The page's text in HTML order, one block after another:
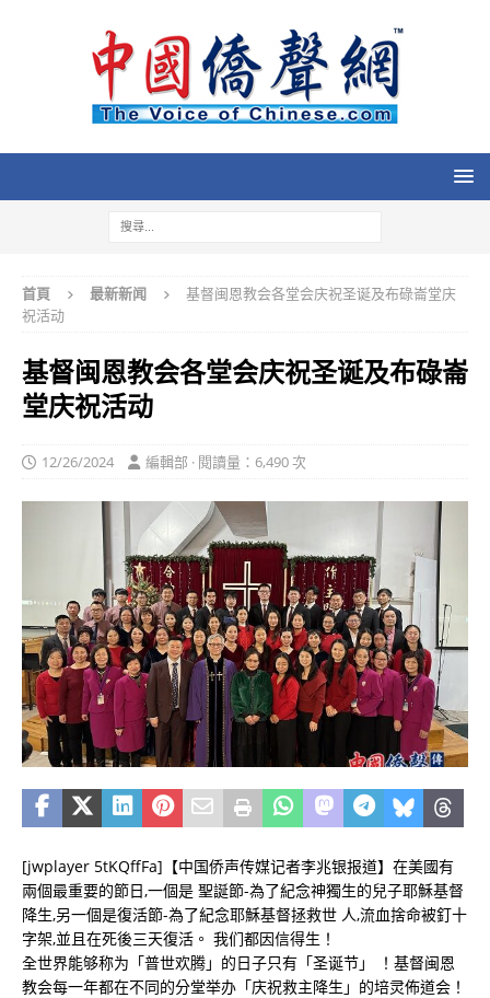
首頁 最新新闻
基督闽恩教会各堂会庆祝圣诞及布碌崙堂庆
祝活动
基督闽恩教会各堂会庆祝圣诞及布碌崙
堂庆祝活动
12/26/2024 編輯部 · 閱讀量：6,490 次
[jwplayer 5tKQffFa]【中国侨声传媒记者李兆银报道】在美國有
兩個最重要的節日,一個是 聖誕節-為了紀念神獨生的兒子耶穌基督
降生,另一個是復活節-為了紀念耶穌基督拯救世 人,流血捨命被釘十
字架,並且在死後三天復活。 我们都因信得生！
全世界能够称为「普世欢腾」的日子只有「圣诞节」 ！基督闽恩
教会每一年都在不同的分堂举办「庆祝救主降生」的培灵佈道会！